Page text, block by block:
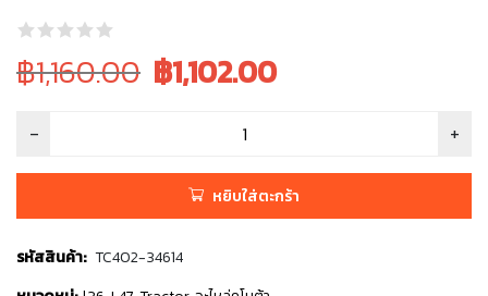
Original
price
was:
฿1,160.00 Current
price
฿1,102.00
หยิบใส่ตะกร้า
รหัสสินค้า: TC402-34614